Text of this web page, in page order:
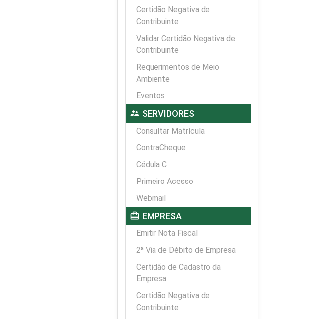
Certidão Negativa de
Contribuinte
Validar Certidão Negativa de
Contribuinte
Requerimentos de Meio
Ambiente
Eventos
supervisor_account SERVIDORES
Consultar Matrícula
ContraCheque
Cédula C
Primeiro Acesso
Webmail
card_travel EMPRESA
Emitir Nota Fiscal
2ª Via de Débito de Empresa
Certidão de Cadastro da
Empresa
Certidão Negativa de
Contribuinte